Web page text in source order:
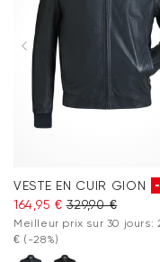
VESTE EN CUIR GION
164,95 € 329,90 €
Meilleur prix sur 30 jours:
€ (-28%)